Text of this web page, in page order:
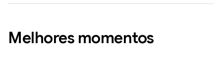
Melhores momentos